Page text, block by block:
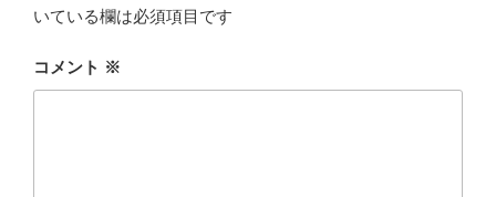
いている欄は必須項目です
コメント ※